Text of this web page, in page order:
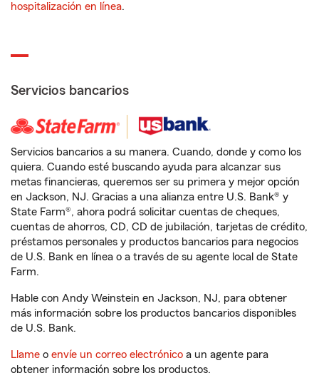
hospitalización en línea.
Servicios bancarios
Servicios bancarios a su manera. Cuando, donde y como los
quiera. Cuando esté buscando ayuda para alcanzar sus
metas financieras, queremos ser su primera y mejor opción
en Jackson, NJ. Gracias a una alianza entre U.S. Bank® y
State Farm®, ahora podrá solicitar cuentas de cheques,
cuentas de ahorros, CD, CD de jubilación, tarjetas de crédito,
préstamos personales y productos bancarios para negocios
de U.S. Bank en línea o a través de su agente local de State
Farm.
Hable con Andy Weinstein en Jackson, NJ, para obtener
más información sobre los productos bancarios disponibles
de U.S. Bank.
Llame o envíe un correo electrónico a un agente para
obtener información sobre los productos.